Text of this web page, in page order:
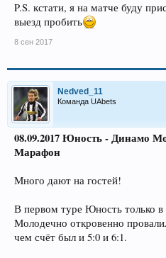
P.S. кстати, я на матче буду
выезд пробить
8 сен 2017
Nedved_11
Команда UAbets
08.09.2017 Юность - Динамо
Марафон
Много дают на гостей!
В первом туре Юность только
Молодечно откровенно
чем счёт был и 5:0 и 6:1.